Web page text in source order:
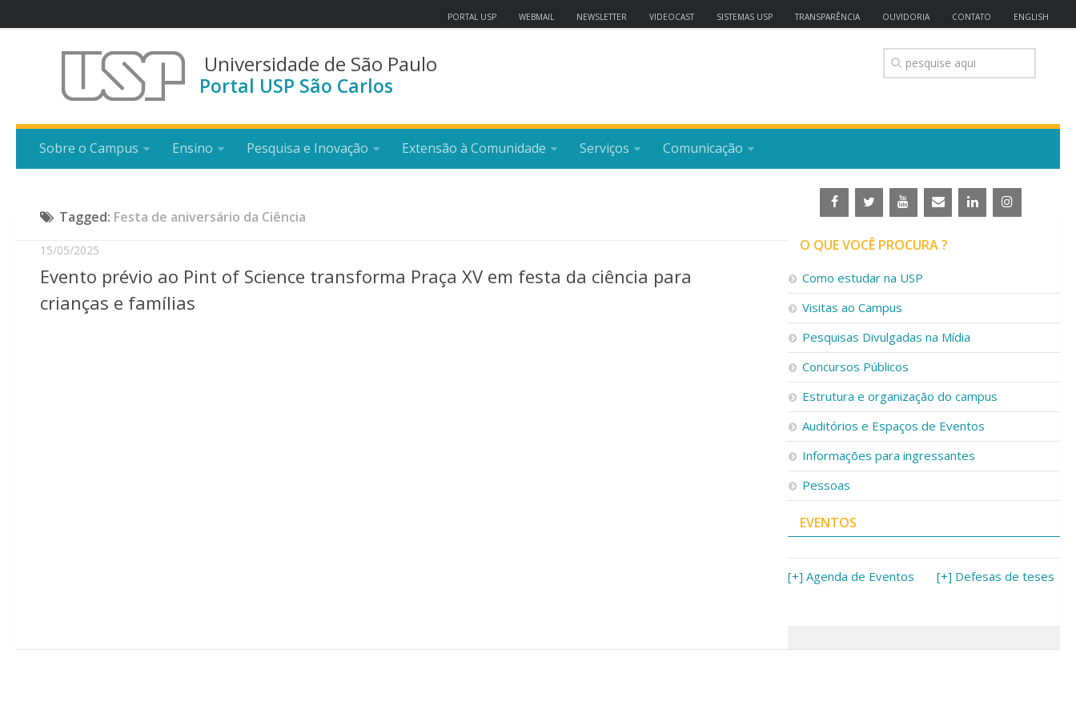
PORTAL USP WEBMAIL NEWSLETTER VIDEOCAST SISTEMAS USP TRANSPARÊNCIA OUVIDORIA CONTATO ENGLISH
Universidade de São Paulo
Portal USP São Carlos
Sobre o Campus Ensino Pesquisa e Inovação Extensão à Comunidade Serviços Comunicação
Tagged: Festa de aniversário da Ciência
15/05/2025
Evento prévio ao Pint of Science transforma Praça XV em festa da ciência para
crianças e famílias
O QUE VOCÊ PROCURA ?
Como estudar na USP
Visitas ao Campus
Pesquisas Divulgadas na Mídia
Concursos Públicos
Estrutura e organização do campus
Auditórios e Espaços de Eventos
Informações para ingressantes
Pessoas
EVENTOS
[+] Agenda de Eventos [+] Defesas de teses